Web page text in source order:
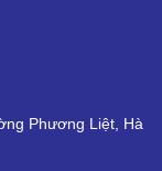
Phương Liệt, Hà